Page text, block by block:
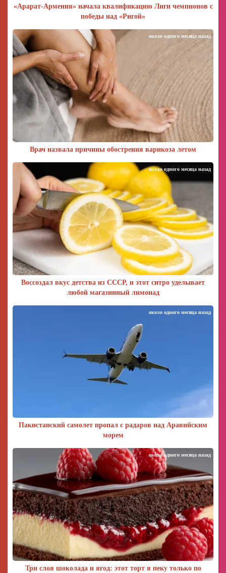
«Арарат‑Армения» начала квалификацию Лиги чемпионов с
победы над «Ригой»
Врач назвала причины обострения варикоза летом
около одного месяца назад
Воссоздал вкус детства из СССР, и этот ситро уделывает
любой магазинный лимонад
около одного месяца назад
Пакистанский самолет пропал с радаров над Аравийским
морем
около одного месяца назад
Три слоя шоколада и ягод: этот торт я пеку только по
около одного месяца назад